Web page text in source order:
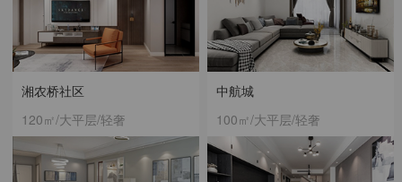
中航城
100㎡/大平层/轻奢
湘农桥社区
120㎡/大平层/轻奢